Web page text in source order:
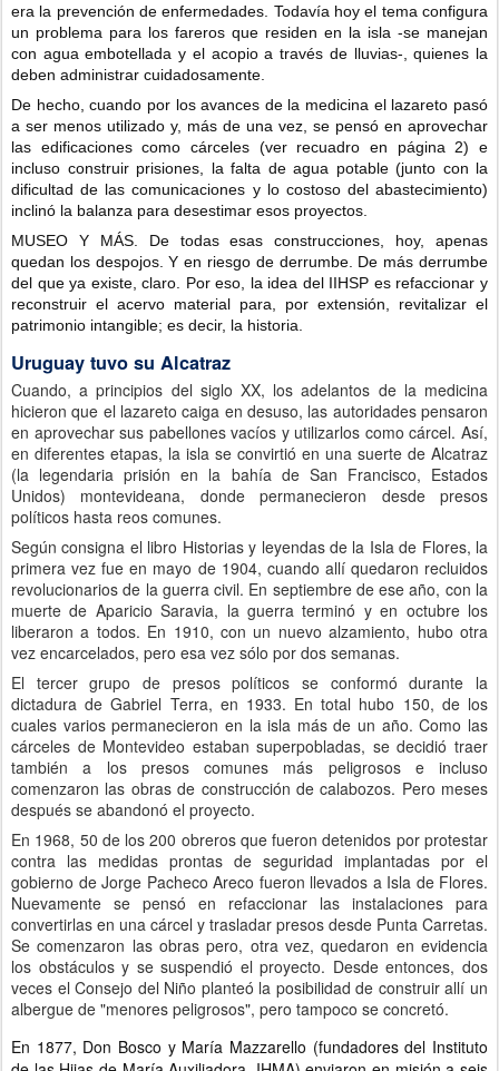
era la prevención de enfermedades. Todavía hoy el tema configura
un problema para los fareros que residen en la isla -se manejan
con agua embotellada y el acopio a través de lluvias-, quienes la
deben administrar cuidadosamente.
De hecho, cuando por los avances de la medicina el lazareto pasó
a ser menos utilizado y, más de una vez, se pensó en aprovechar
las edificaciones como cárceles (ver recuadro en página 2) e
incluso construir prisiones, la falta de agua potable (junto con la
dificultad de las comunicaciones y lo costoso del abastecimiento)
inclinó la balanza para desestimar esos proyectos.
MUSEO Y MÁS. De todas esas construcciones, hoy, apenas
quedan los despojos. Y en riesgo de derrumbe. De más derrumbe
del que ya existe, claro. Por eso, la idea del IIHSP es refaccionar y
reconstruir el acervo material para, por extensión, revitalizar el
patrimonio intangible; es decir, la historia.
Uruguay tuvo su Alcatraz
Cuando, a principios del siglo XX, los adelantos de la medicina
hicieron que el lazareto caiga en desuso, las autoridades pensaron
en aprovechar sus pabellones vacíos y utilizarlos como cárcel. Así,
en diferentes etapas, la isla se convirtió en una suerte de Alcatraz
(la legendaria prisión en la bahía de San Francisco, Estados
Unidos) montevideana, donde permanecieron desde presos
políticos hasta reos comunes.
Según consigna el libro Historias y leyendas de la Isla de Flores, la
primera vez fue en mayo de 1904, cuando allí quedaron recluidos
revolucionarios de la guerra civil. En septiembre de ese año, con la
muerte de Aparicio Saravia, la guerra terminó y en octubre los
liberaron a todos. En 1910, con un nuevo alzamiento, hubo otra
vez encarcelados, pero esa vez sólo por dos semanas.
El tercer grupo de presos políticos se conformó durante la
dictadura de Gabriel Terra, en 1933. En total hubo 150, de los
cuales varios permanecieron en la isla más de un año. Como las
cárceles de Montevideo estaban superpobladas, se decidió traer
también a los presos comunes más peligrosos e incluso
comenzaron las obras de construcción de calabozos. Pero meses
después se abandonó el proyecto.
En 1968, 50 de los 200 obreros que fueron detenidos por protestar
contra las medidas prontas de seguridad implantadas por el
gobierno de Jorge Pacheco Areco fueron llevados a Isla de Flores.
Nuevamente se pensó en refaccionar las instalaciones para
convertirlas en una cárcel y trasladar presos desde Punta Carretas.
Se comenzaron las obras pero, otra vez, quedaron en evidencia
los obstáculos y se suspendió el proyecto. Desde entonces, dos
veces el Consejo del Niño planteó la posibilidad de construir allí un
albergue de "menores peligrosos", pero tampoco se concretó.
En 1877, Don Bosco y María Mazzarello (fundadores del Instituto